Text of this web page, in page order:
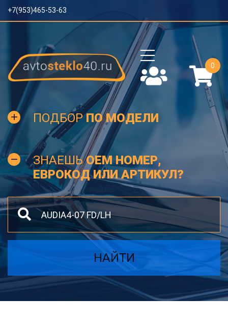
+7(953)465-53-63
0
ПОДБОРПО МОДЕЛИ
ЗНАЕШЬOEM НОМЕР,
ЕВРОКОД ИЛИ АРТИКУЛ?
НАЙТИ